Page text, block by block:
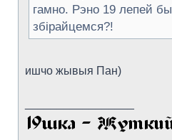
гамно. Рэно 19 лепей
збірайцемся?!
ишчо жывыя Пан)